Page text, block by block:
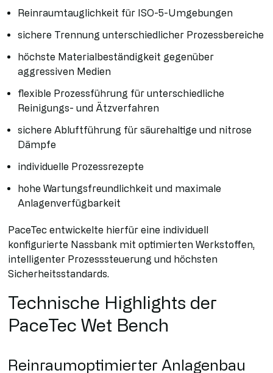
Reinraumtauglichkeit für ISO-5-Umgebungen
sichere Trennung unterschiedlicher Prozessbereiche
höchste Materialbeständigkeit gegenüber
aggressiven Medien
flexible Prozessführung für unterschiedliche
Reinigungs- und Ätzverfahren
sichere Abluftführung für säurehaltige und nitrose
Dämpfe
individuelle Prozessrezepte
hohe Wartungsfreundlichkeit und maximale
Anlagenverfügbarkeit
PaceTec entwickelte hierfür eine individuell
konfigurierte Nassbank mit optimierten Werkstoffen,
intelligenter Prozesssteuerung und höchsten
Sicherheitsstandards.
Technische Highlights der
PaceTec Wet Bench
Reinraumoptimierter Anlagenbau